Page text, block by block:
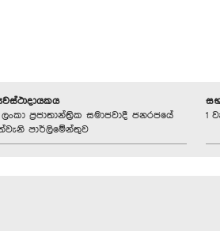
ලංකා ප්‍රජාතාන්ත්‍රික සමාජවාදී ජනරජයේ
පාර්ලිමේන්තුව
1